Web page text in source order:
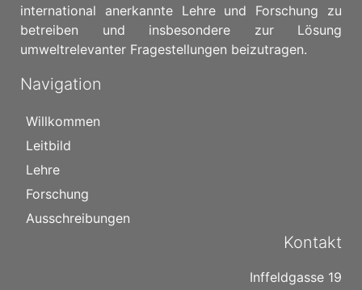
international anerkannte Lehre und Forschung zu
betreiben und insbesondere zur Lösung
umweltrelevanter Fragestellungen beizutragen.
Navigation
Willkommen
Leitbild
Lehre
Forschung
Ausschreibungen
Kontakt
Inffeldgasse 19